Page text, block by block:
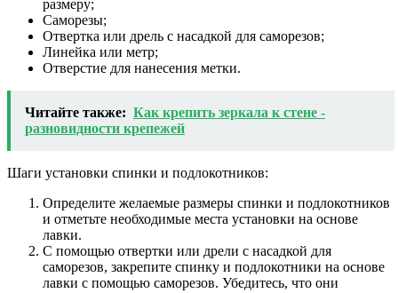
размеру;
Саморезы;
Отвертка или дрель с насадкой для саморезов;
Линейка или метр;
Отверстие для нанесения метки.
Читайте также: Как крепить зеркала к стене -
разновидности крепежей
Шаги установки спинки и подлокотников:
Определите желаемые размеры спинки и подлокотников
и отметьте необходимые места установки на основе
лавки.
С помощью отвертки или дрели с насадкой для
саморезов, закрепите спинку и подлокотники на основе
лавки с помощью саморезов. Убедитесь, что они